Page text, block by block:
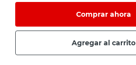
Comprar ahora
Agregar al carrito